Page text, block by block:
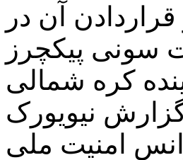
آن در
سونی پیکچرز
کره شمالی
نیویورک
امنیت ملی